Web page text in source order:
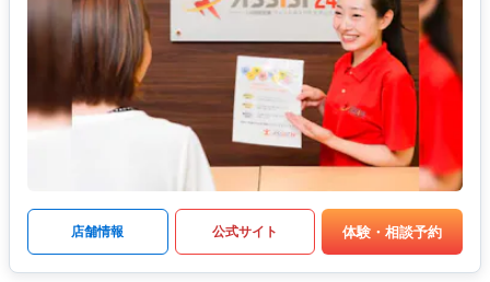
店舗情報 公式サイト 体験・相談予約